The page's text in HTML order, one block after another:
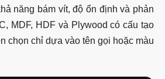
năng bám vít, độ ổn định và phản
MDF, HDF và Plywood có cấu tạo
chọn chỉ dựa vào tên gọi hoặc màu